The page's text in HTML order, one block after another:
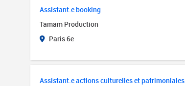
Assistant.e booking
Tamam Production
Paris 6e
Assistant.e actions culturelles et patrimoniales